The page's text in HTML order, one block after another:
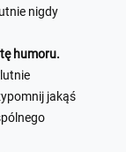
nigdy
humoru.
jakąś